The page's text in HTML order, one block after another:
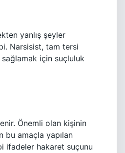
yanlış şeyler
Narsisist, tam tersi
sağlamak için suçluluk
Önemli olan kişinin
bu amaçla yapılan
ifadeler hakaret suçunu